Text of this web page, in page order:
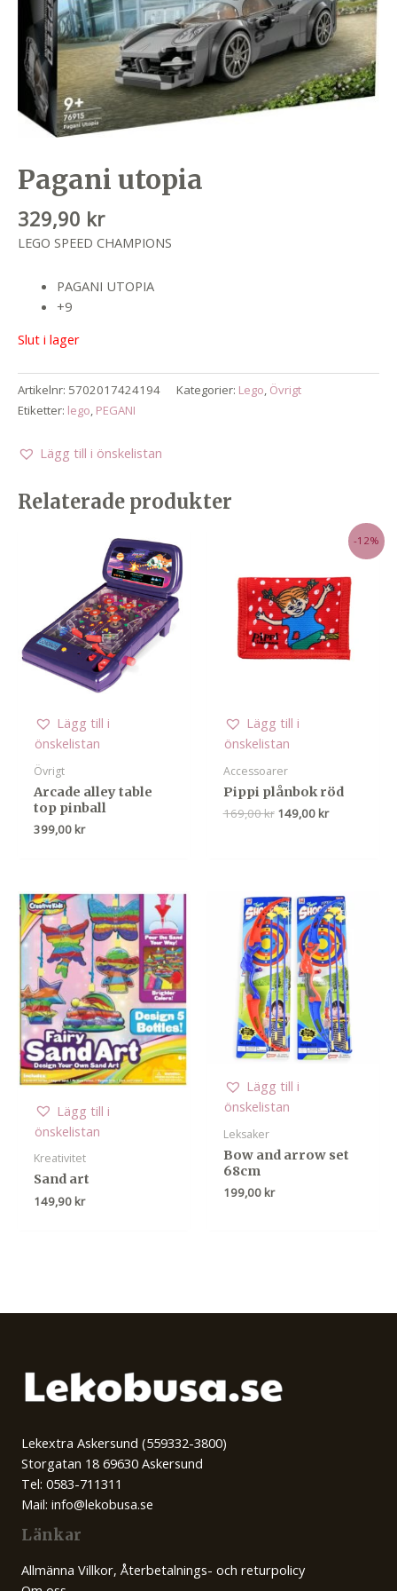
Pagani utopia
329,90 kr
LEGO SPEED CHAMPIONS
PAGANI UTOPIA
+9
Slut i lager
Artikelnr: 5702017424194 Kategorier: Lego Övrigt
Etiketter: lego PEGANI
Lägg till i önskelistan
Relaterade produkter
Lägg till i
önskelistan
Övrigt
Arcade alley table
top pinball
399,00 kr
-12%
Lägg till i
önskelistan
Accessoarer
Pippi plånbok röd
169,00kr Det
149,00 krDet
Lägg till i
önskelistan
Kreativitet
Sand art
149,90 kr
Lägg till i
önskelistan
Leksaker
Bow and arrow set
68cm
199,00 kr
Lekextra Askersund (559332-3800)
Storgatan 18 69630 Askersund
Tel: 0583-711311
Mail: info@lekobusa.se
Länkar
Allmänna Villkor, Återbetalnings- och returpolicy